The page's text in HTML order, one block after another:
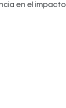
en el impacto.